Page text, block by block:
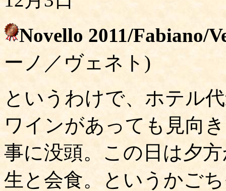
Novello 2011/Fabiano/
ーノ／ヴェネト)
というわけで、ホテル
ワインがあっても見向
事に没頭。この日は夕
生と会食。というかご